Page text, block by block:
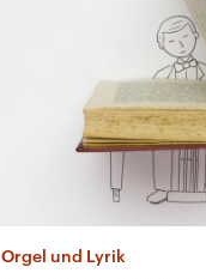
Orgel und Lyrik